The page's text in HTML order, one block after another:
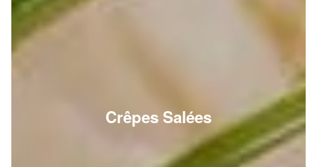
Crêpes Salées